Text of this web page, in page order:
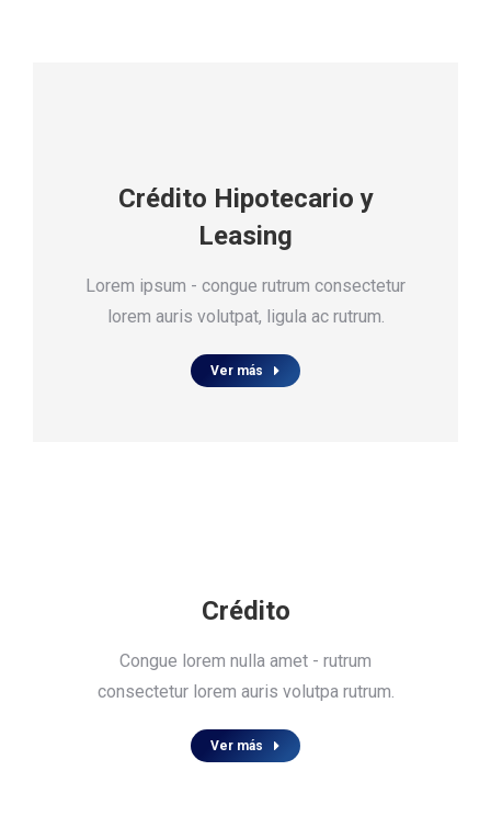
Crédito Hipotecario y
Leasing
Lorem ipsum - congue rutrum consectetur
lorem auris volutpat, ligula ac rutrum.
Ver más
Crédito
Congue lorem nulla amet - rutrum
consectetur lorem auris volutpa rutrum.
Ver más